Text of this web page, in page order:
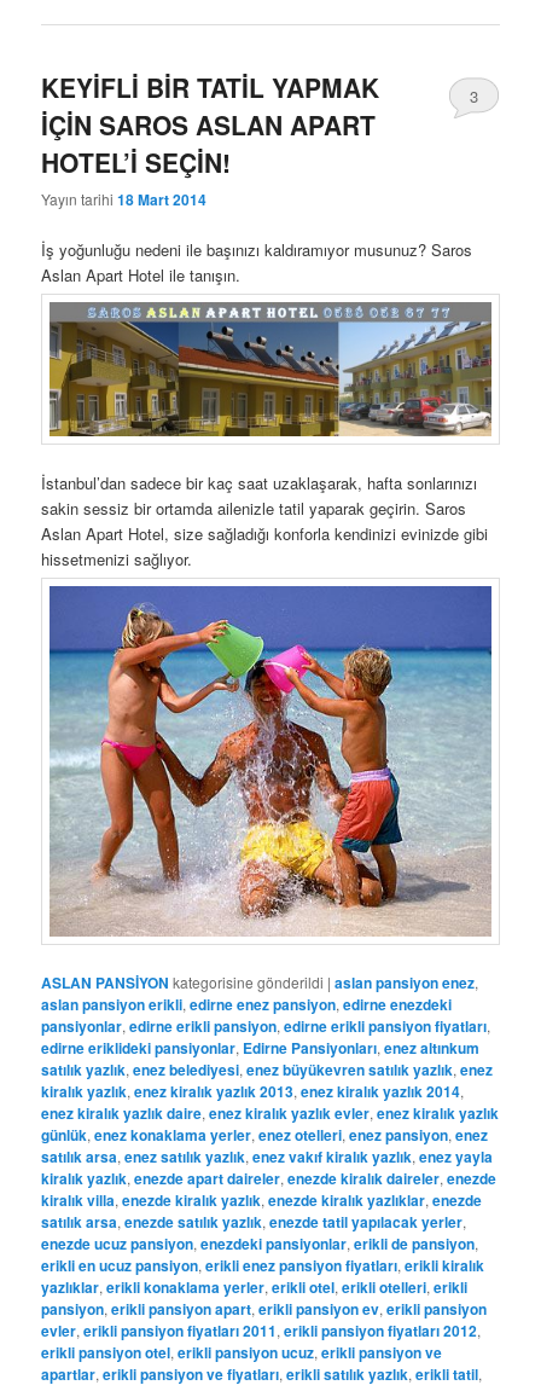
KEYİFLİ BİR TATİL YAPMAK
İÇİN SAROS ASLAN APART
HOTEL’İ SEÇİN!
Yayın tarihi18 Mart 2014
3
İş yoğunluğu nedeni ile başınızı kaldıramıyor musunuz? Saros
Aslan Apart Hotel ile tanışın.
İstanbul’dan sadece bir kaç saat uzaklaşarak, hafta sonlarınızı
sakin sessiz bir ortamda ailenizle tatil yaparak geçirin. Saros
Aslan Apart Hotel, size sağladığı konforla kendinizi evinizde gibi
hissetmenizi sağlıyor.
ASLAN PANSİYON kategorisine gönderildi |aslan pansiyon enez,
aslan pansiyon erikli,edirne enez pansiyon,edirne enezdeki
pansiyonlar,edirne erikli pansiyon,edirne erikli pansiyon fiyatları,
edirne eriklideki pansiyonlar, Edirne Pansiyonları,enez altınkum
satılık yazlık,enez belediyesi,enez büyükevren satılık yazlık,enez
kiralık yazlık,enez kiralık yazlık 2013,enez kiralık yazlık 2014,
enez kiralık yazlık daire,enez kiralık yazlık evler,enez kiralık yazlık
günlük,enez konaklama yerler,enez otelleri,enez pansiyon,enez
satılık arsa,enez satılık yazlık,enez vakıf kiralık yazlık,enez yayla
kiralık yazlık,enezde apart daireler,enezde kiralık daireler,enezde
kiralık villa,enezde kiralık yazlık,enezde kiralık yazlıklar,enezde
satılık arsa,enezde satılık yazlık,enezde tatil yapılacak yerler,
enezde ucuz pansiyon,enezdeki pansiyonlar,erikli de pansiyon,
erikli en ucuz pansiyon,erikli enez pansiyon fiyatları,erikli kiralık
yazlıklar,erikli konaklama yerler,erikli otel,erikli otelleri,erikli
pansiyon,erikli pansiyon apart,erikli pansiyon ev,erikli pansiyon
evler,erikli pansiyon fiyatları 2011,erikli pansiyon fiyatları 2012,
erikli pansiyon otel,erikli pansiyon ucuz,erikli pansiyon ve
apartlar,erikli pansiyon ve fiyatları,erikli satılık yazlık,erikli tatil,